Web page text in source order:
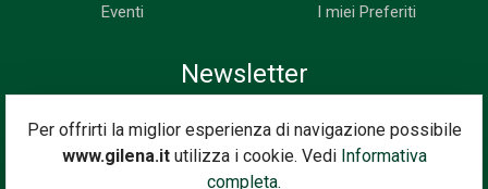
Per offrirti la miglior esperienza di navigazione possibile
www.gilena.itutilizza i cookie. Vedi Informativa
completa.
Eventi
I miei Preferiti
Newsletter
Iscriviti subito alla nostra newsletter. Riceverai prima di tutti le
novità, le offerte, i prossimi eventi...